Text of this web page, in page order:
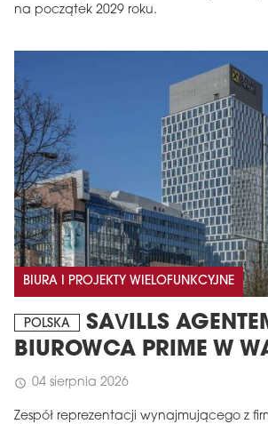
na początek 2029 roku.
BIURA I PROJEKTY WIELOFUNKCYJNE
POLSKA
SAVILLS
BIUROWCA PRIME W
schedule 04 sierpnia 2026
Zespół reprezentacji wynajmującego z